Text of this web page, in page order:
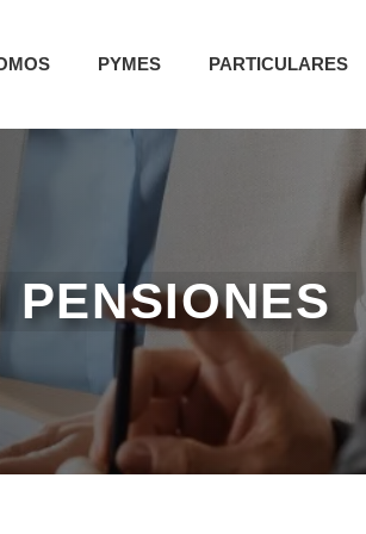
PYMES PARTICULARES
PENSIONES